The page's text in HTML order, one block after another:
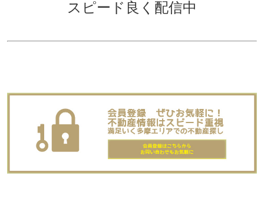
スピード良く配信中